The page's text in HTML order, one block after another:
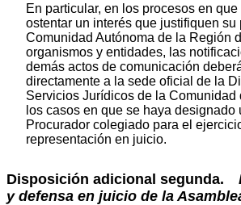
En particular, en los procesos en
ostentar un interés que justifiquen su
Comunidad Autónoma de la Región
organismos y entidades, las
demás actos de comunicación
directamente a la sede oficial de la
Servicios Jurídicos de la Comunidad
los casos en que se haya designado
Procurador colegiado para el
representación en juicio.
Disposición adicional segunda.
y defensa en juicio de la